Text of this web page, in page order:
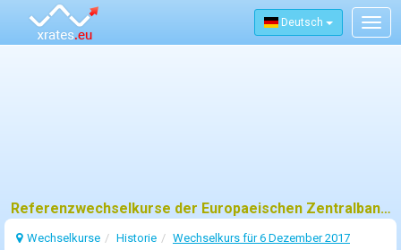
Deutsch
Referenzwechselkurse der Europaeischen Zentralbank (EZB) fuer 6 dezember 2017
Wechselkurse Historie Wechselkurs für 6 Dezember 2017